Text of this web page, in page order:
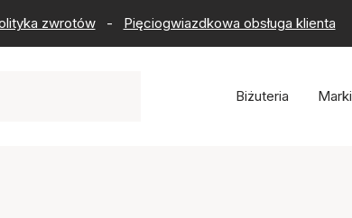
zwrotów - Pięciogwiazdkowa obsługa klienta
Biżuteria Marki